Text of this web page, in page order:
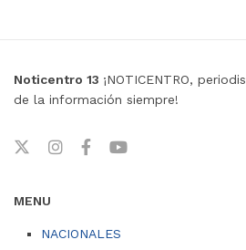
Noticentro 13 ¡NOTICENTRO,
de la información siempre!
MENU
NACIONALES